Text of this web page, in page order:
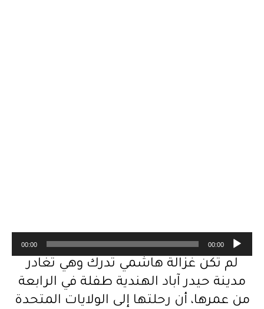
م
ش
غ
ل
00:00
00:00
لم تكن غزالة هاشمي تدرك وهي تغادر
مدينة حيدر آباد الهندية طفلة في الرابعة
من عمرها، أن رحلتها إلى الولايات المتحدة